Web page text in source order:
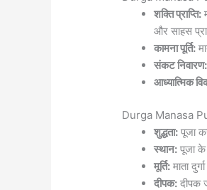
शक्ति प्राप्ति:
और साहस
कामना पूर्ति:
संकट निवारण:
आध्यात्मिक
Durga Manasa
शुद्धता: पूजा
स्थान: पूजा के
मूर्ति: माता
दीपक: दीपक